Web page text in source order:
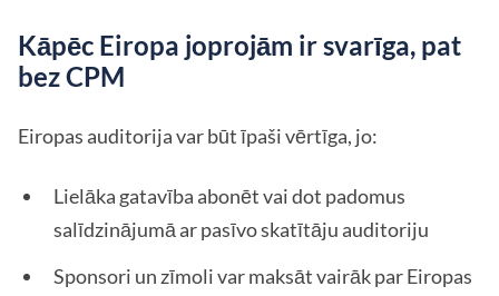
Kāpēc Eiropa joprojām ir svarīga, pat
bez CPM
Eiropas auditorija var būt īpaši vērtīga, jo:
Lielāka gatavība abonēt vai dot padomus
salīdzinājumā ar pasīvo skatītāju auditoriju
Sponsori un zīmoli var maksāt vairāk par Eiropas